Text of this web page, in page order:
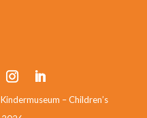
– Children’s